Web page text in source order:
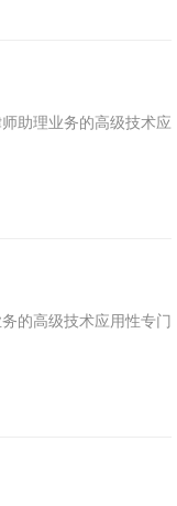
助理业务的高级技术应
的高级技术应用性专门